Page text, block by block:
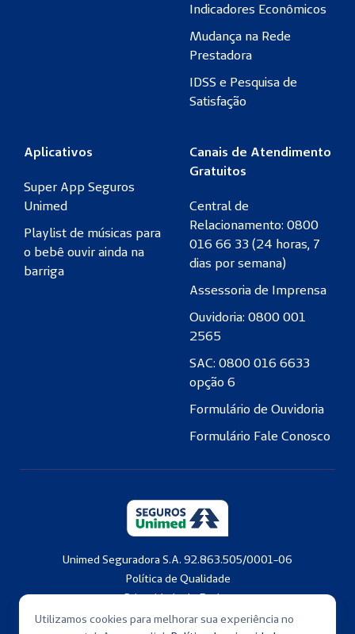
Indicadores Econômicos
Mudança na Rede
Prestadora
IDSS e Pesquisa de
Satisfação
Aplicativos
Super App Seguros
Unimed
Playlist de músicas para
o bebê ouvir ainda na
barriga
Canais de Atendimento
Gratuitos
Central de
Relacionamento: 0800
016 66 33 (24 horas, 7
dias por semana)
Assessoria de Imprensa
Ouvidoria: 0800 001
2565
SAC: 0800 016 6633
opção 6
Formulário de Ouvidoria
Formulário Fale Conosco
Unimed Seguradora S.A. 92.863.505/0001-06
Política de Qualidade
Privacidade de Dados
Copyright © 2001-2026
Utilizamos cookies para melhorar sua experiência no